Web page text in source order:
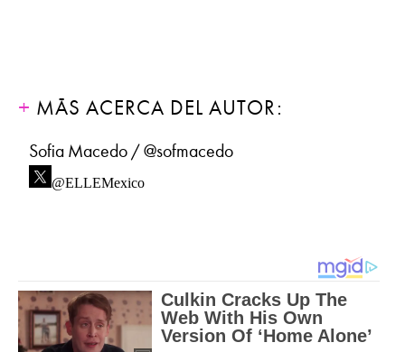
MÁS ACERCA DEL AUTOR:
Sofia Macedo / @sofmacedo
@ELLEMexico